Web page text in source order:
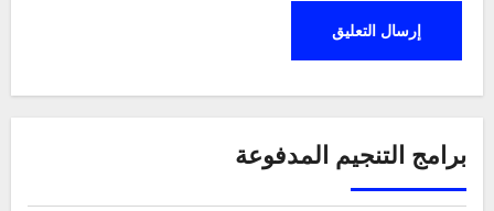
برامج التنجيم المدفوعة